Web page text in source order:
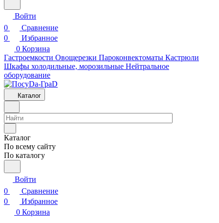
Войти
0
Сравнение
0
Избранное
0 Корзина
Гастроемкости Овощерезки Пароконвектоматы Кастрюли
Шкафы холодильные, морозильные Нейтральное
оборудование
Каталог
Каталог
По всему сайту
По каталогу
Войти
0
Сравнение
0
Избранное
0 Корзина